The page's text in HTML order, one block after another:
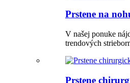
Prstene na
V našej ponuke
trendových
Prstene